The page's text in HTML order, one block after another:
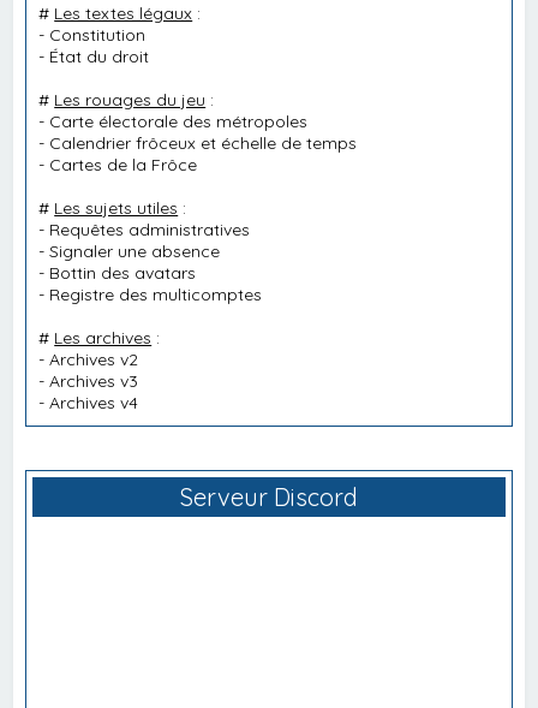
# Les textes légaux :
- Constitution
- État du droit
# Les rouages du jeu :
- Carte électorale des métropoles
- Calendrier frôceux et échelle de temps
- Cartes de la Frôce
# Les sujets utiles :
- Requêtes administratives
-Signaler une absence
- Bottin des avatars
- Registre des multicomptes
# Les archives :
-Archives v2
-Archives v3
-Archives v4
Serveur Discord